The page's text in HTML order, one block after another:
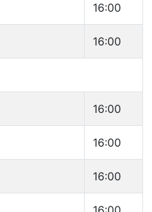
16:00
16:00
16:00
16:00
16:00